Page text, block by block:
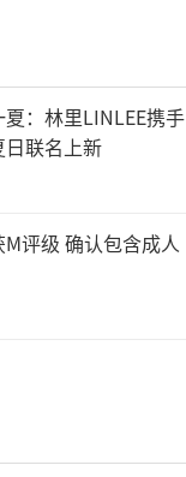
：林里LINLEE携手
联名上新
M评级 确认包含成人